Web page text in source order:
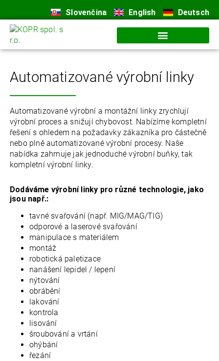
Slovenčina English Deutsch
Automatizované výrobní linky
Automatizované výrobní a montážní linky zrychlují
výrobní proces a snižují chybovost. Nabízíme kompletní
řešení s ohledem na požadavky zákazníka pro částečně
nebo plně automatizované výrobní procesy. Naše
nabídka zahrnuje jak jednoduché výrobní buňky, tak
kompletní výrobní linky.
Dodáváme výrobní linky pro různé technologie, jako
jsou např.:
tavné svařování (např. MIG/MAG/TIG)
odporové a laserové svařování
manipulace s materiálem
montáž
robotická paletizace
nanášení lepidel / lepení
nýtování
obrábění
lakování
kontrola
lisování
šroubování a vrtání
ohýbání
řezání